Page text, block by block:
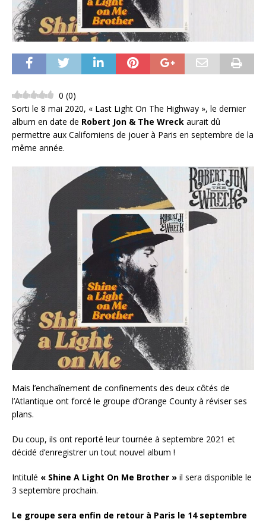
0 (0)
Sorti le 8 mai 2020, « Last Light On The Highway », le dernier
album en date de Robert Jon & The Wreck aurait dû
permettre aux Californiens de jouer à Paris en septembre de la
même année.
Mais l’enchaînement de confinements des deux côtés de
l’Atlantique ont forcé le groupe d’Orange County à réviser ses
plans.
Du coup, ils ont reporté leur tournée à septembre 2021 et
décidé d’enregistrer un tout nouvel album !
Intitulé « Shine A Light On Me Brother » il sera disponible le
3 septembre prochain.
Le groupe sera enfin de retour à Paris le 14 septembre